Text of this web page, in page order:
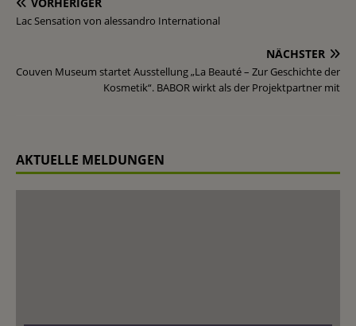
Lac Sensation von alessandro International
NÄCHSTER
Couven Museum startet Ausstellung „La Beauté – Zur Geschichte der
Kosmetik“. BABOR wirkt als der Projektpartner mit
AKTUELLE MELDUNGEN